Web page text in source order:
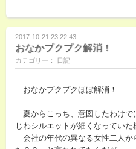
2017-10-21 23:22:43
おなかプクプク解消！
カテゴリー： 日記
おなかプクプクほぼ解消！
夏からこっち、意図したわけで
じわシルエットが細くなっていた
会社の年代の異なる女性二人か